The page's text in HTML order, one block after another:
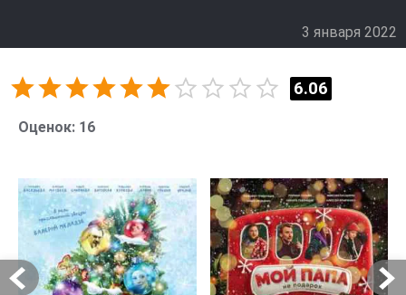
3 января 2022
6.06
Оценок: 16